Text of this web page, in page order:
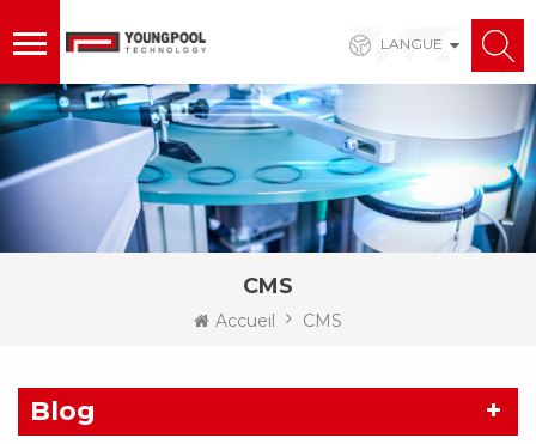
LANGUE
CMS
Accueil CMS
Blog